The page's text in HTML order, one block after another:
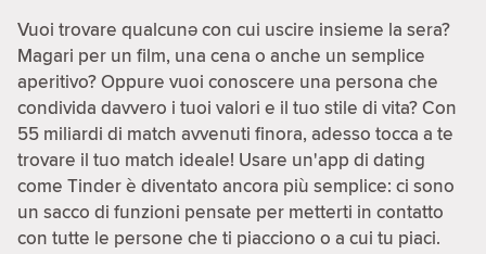
Vuoi trovare qualcunə con cui uscire insieme la sera?
Magari per un film, una cena o anche un semplice
aperitivo? Oppure vuoi conoscere una persona che
condivida davvero i tuoi valori e il tuo stile di vita? Con
55 miliardi di match avvenuti finora, adesso tocca a te
trovare il tuo match ideale! Usare un'app di dating
come Tinder è diventato ancora più semplice: ci sono
un sacco di funzioni pensate per metterti in contatto
con tutte le persone che ti piacciono o a cui tu piaci.